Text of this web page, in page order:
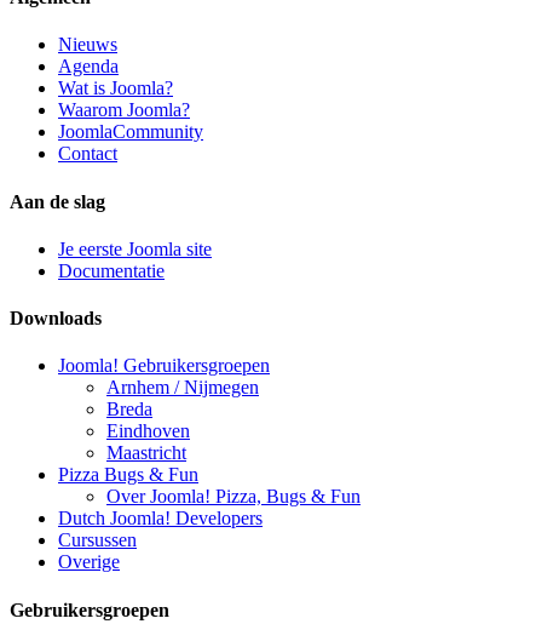
Nieuws
Agenda
Wat is Joomla?
Waarom Joomla?
JoomlaCommunity
Contact
Aan de slag
Je eerste Joomla site
Documentatie
Downloads
Joomla! Gebruikersgroepen
Arnhem / Nijmegen
Breda
Eindhoven
Maastricht
Pizza Bugs & Fun
Over Joomla! Pizza, Bugs & Fun
Dutch Joomla! Developers
Cursussen
Overige
Gebruikersgroepen